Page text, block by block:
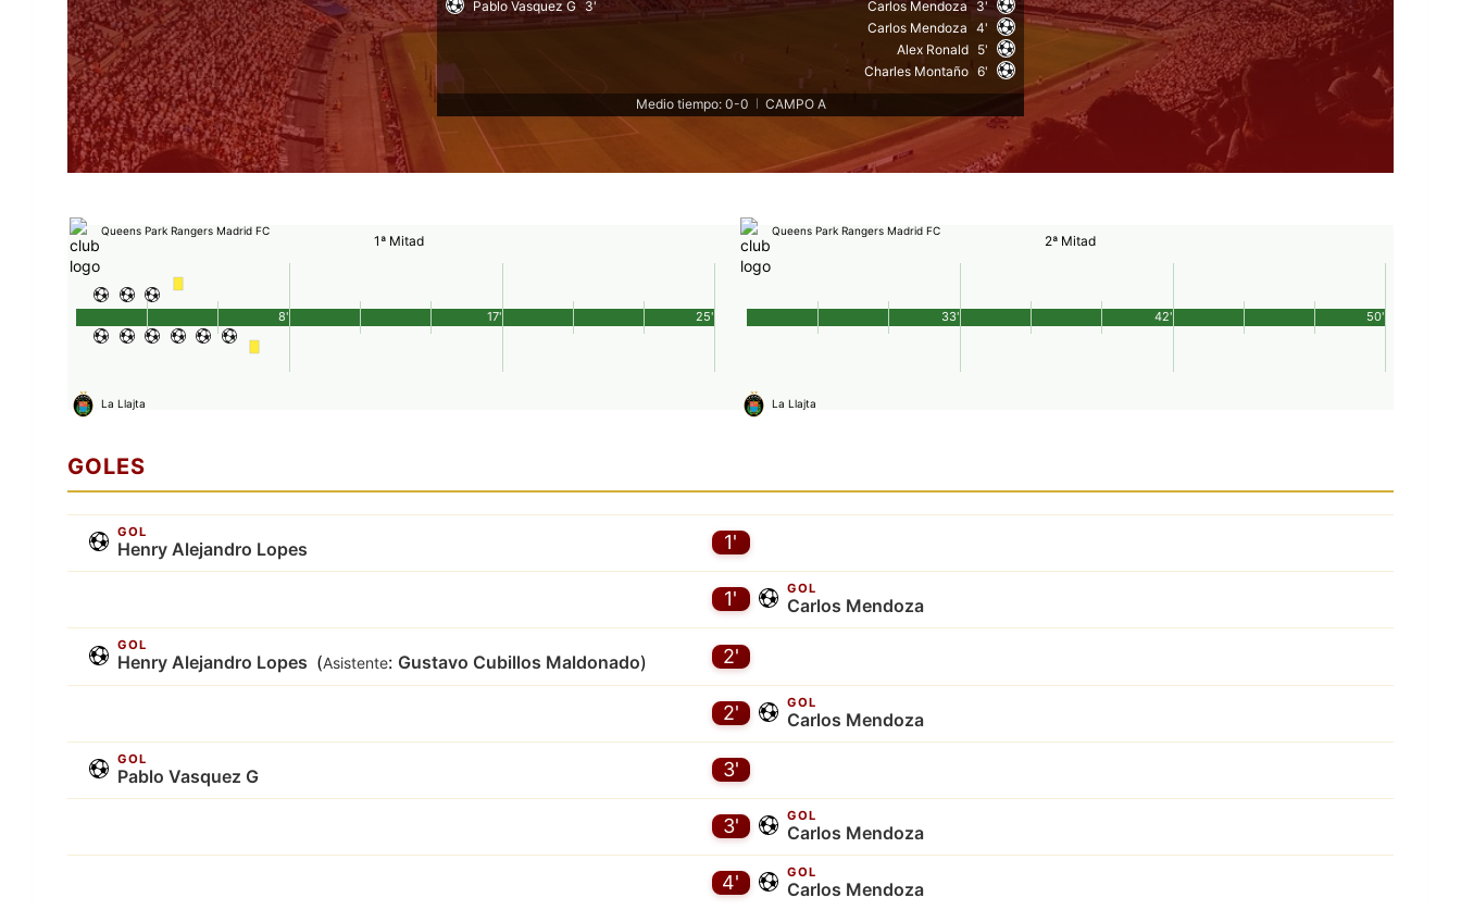
Pablo Vasquez G 3'
Carlos Mendoza 3'
Carlos Mendoza 4'
Alex Ronald 5'
Charles Montaño 6'
Medio tiempo: 0-0
CAMPO A
Queens Park Rangers Madrid FC
1ª Mitad
La Llajta
25'
8' 17'
Queens Park Rangers Madrid FC
2ª Mitad
La Llajta
50'
33' 42'
GOLES
GOL
Henry Alejandro Lopes 1'
1' GOL
Carlos Mendoza
GOL
Henry Alejandro Lopes (Asistente: Gustavo Cubillos Maldonado) 2'
2' GOL
Carlos Mendoza
GOL
Pablo Vasquez G 3'
3' GOL
Carlos Mendoza
4' GOL
Carlos Mendoza